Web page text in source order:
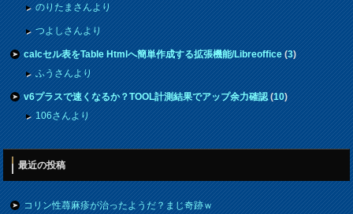
のりたまさんより
つよしさんより
calcセル表をTable Htmlへ簡単作成する拡張機能/Libreoffice(3)
ふうさんより
v6プラスで速くなるか？TOOL計測結果でアップ余力確認(10)
106さんより
最近の投稿
コリン性蕁麻疹が治ったようだ？まじ奇跡ｗ